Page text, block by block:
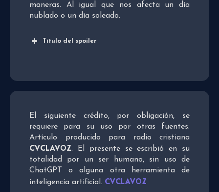
maneras. Al igual que nos afecta un día
nublado o un día soleado.
Título del spoiler
El siguiente crédito, por obligación, se
requiere para su uso por otras fuentes:
Artículo producido para radio cristiana
CVCLAVOZ. El presente se escribió en su
totalidad por un ser humano, sin uso de
ChatGPT o alguna otra herramienta de
inteligencia artificial. CVCLAVOZ